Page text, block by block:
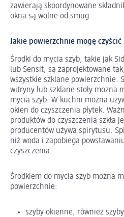
zawierają skoordynowane
okna są wolne od smug.
Jakie powierzchnie mogę czyścić
Środki do mycia szyb, takie jak
lub Sensit, są zaprojektowane
wszystkie szklane powierzchnie.
witryny lub szklane stoły można
mycia szyb. W kuchni można
okien do czyszczenia płytek.
produktów do czyszczenia szkła
producentów używa spirytusu.
niż woda i zapobiega
czyszczenia.
Środkiem do mycia szyb można
powierzchnie:
szyby okienne, również